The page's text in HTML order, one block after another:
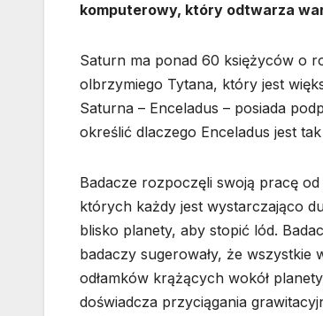
komputerowy, który odtwarza
Saturn ma ponad 60 księżyców o
olbrzymiego Tytana, który jest
Saturna – Enceladus – posiada
określić dlaczego Enceladus jest
Badacze rozpoczęli swoją pracę
których każdy jest wystarczająco
blisko planety, aby stopić lód.
badaczy sugerowały, że wszystkie
odłamków krążących wokół
doświadcza przyciągania